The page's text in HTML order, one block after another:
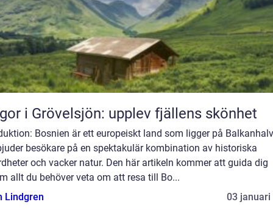
i Grövelsjön: upplev fjällens skönhet
Bosnien är ett europeiskt land som ligger på
besökare på en spektakulär kombination av historiska
och vacker natur. Den här artikeln kommer att guida dig
allt du behöver veta om att resa till Bo...
Lindgren
03 januari